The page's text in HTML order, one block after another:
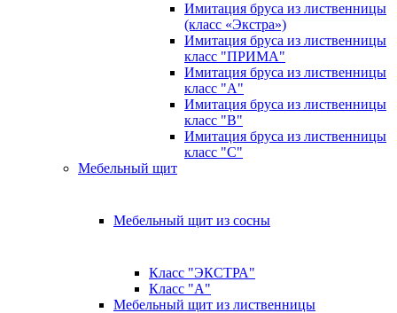
Имитация бруса из лиственницы
(класс «Экстра»)
Имитация бруса из лиственницы
класс "ПРИМА"
Имитация бруса из лиственницы
класс "А"
Имитация бруса из лиственницы
класс "B"
Имитация бруса из лиственницы
класс "C"
Мебельный щит
Мебельный щит из сосны
Класс "ЭКСТРА"
Класс "А"
Мебельный щит из лиственницы